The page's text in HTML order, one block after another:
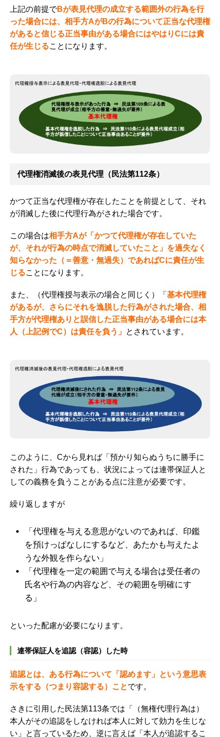
上記の前提でBが表見代理の成立する範囲外の行為を行
った場合には、相手方AがBの行為について正当な代理権
があると信じる正当事由がある場合にはやはりCには責
任が生じることになります。
代理権消滅後の表見代理（民法第112条）
かつて正当な代理権が存在したことを前提として、それ
が消滅した後に代理行為がされた場合です。
この場合は相手方Aが「かつて代理権が存在していた
が、それが行為の時点で消滅していたこと」を過失なく
知らなかった（＝善意・無過失）であればCに責任が生
じることになります。
また、（代理権授与表示の場合と同じく）「 基本代理権
があるが、
さらにそれを逸脱した行為がされた場合、相
手方が代理権ありと誤信した正当事由がある場合には本
人（上記例でC）は責任を負う 」 とされています。
このように、Cから見れば 「預かり知らぬうちに勝手に
された」行為であっても、状況によっては連帯保証人と
しての義務を負うことがある 点に注意が必要です。
繰り返しますが
「代理権を与える意思がないのであれば、印鑑
を預けっぱなしにするなど、あたかも与えたよ
うな外観を作らない」
「代理権を一定の範囲で与える場合は受任者の
氏名や行為の内容など、その範囲を明確にす
る」
といった配慮が必要になります。
連帯保証人を追認（容認）した時
追認とは、ある行為について「認めます」という意思表
示をする（つまり容認する）ことです。
さきに引用した民法第113条では「（無権代理行為は）
本人がその追認をしなければ本人に対して効力を生じな
い」と言っているため、逆に言えば 「本人が追認するこ